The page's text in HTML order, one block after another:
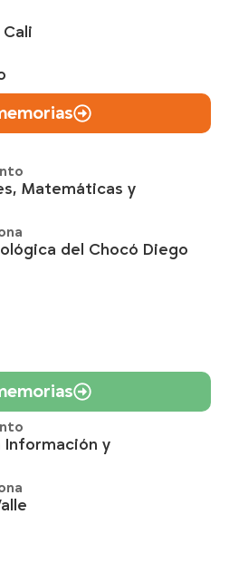
Información y
Matemáticas y
del Chocó Diego